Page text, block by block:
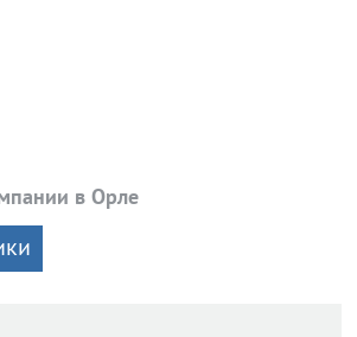
в Орле